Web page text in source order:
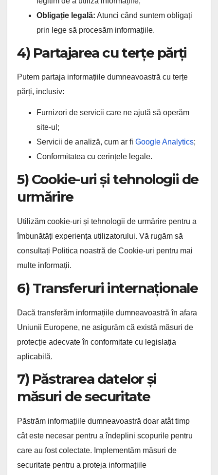
Obligație legală: Atunci când suntem obligați
prin lege să procesăm informațiile.
4) Partajarea cu terțe părți
Putem partaja informațiile dumneavoastră cu terțe
părți, inclusiv:
Furnizori de servicii care ne ajută să operăm
site-ul;
Servicii de analiză, cum ar fi Google Analytics;
Conformitatea cu cerințele legale.
5) Cookie-uri și tehnologii de
urmărire
Utilizăm cookie-uri și tehnologii de urmărire pentru a
îmbunătăți experiența utilizatorului. Vă rugăm să
consultați Politica noastră de Cookie-uri pentru mai
multe informații.
6) Transferuri internaționale
Dacă transferăm informațiile dumneavoastră în afara
Uniunii Europene, ne asigurăm că există măsuri de
protecție adecvate în conformitate cu legislația
aplicabilă.
7) Păstrarea datelor și
măsuri de securitate
Păstrăm informațiile dumneavoastră doar atât timp
cât este necesar pentru a îndeplini scopurile pentru
care au fost colectate. Implementăm măsuri de
securitate pentru a proteja informațiile